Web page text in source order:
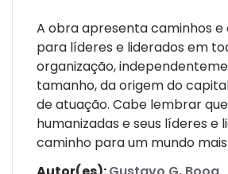
A obra apresenta caminhos e
para líderes e liderados em
organização,
tamanho, da origem do
de atuação. Cabe lembrar
humanizadas e seus líderes e
caminho para um mundo